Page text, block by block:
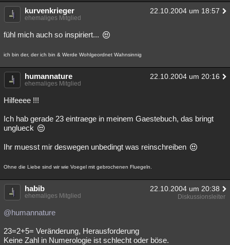
kurvenkrieger 22.10.2004 um 18:57
ehemaliges Mitglied
fühl mich auch so inspiriert...
ich bin der, der ich bin & Werde Wohlgeordnet Wahnsinnig
humannature 22.10.2004 um 20:16
ehemaliges Mitglied
Hilfeeee !!!
Ich hab gerade 23 eintraege in meinem Gaestebuch, das bringt
unglueck
Ihr muesst mir deswegen unbedingt was reinschreiben
Ohne die Liebe sind wir wie Voegel mit gebrochenen Fluegeln.
habib 22.10.2004 um 20:38
ehemaliges Mitglied Diskussionsleiter
@humannature
23=2+5= Veränderung, Herausforderung
Keine Zahl in Numerologie ist schlecht oder böse.